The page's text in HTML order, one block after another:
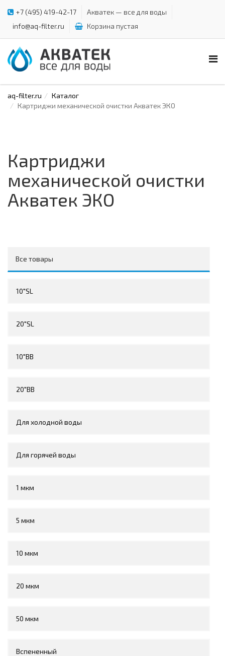
+7 (495) 419-42-17
Акватек — все для воды
info@aq-filter.ru
Корзина пустая
aq-filter.ru
Каталог
Картриджи механической очистки Акватек ЭКО
Картриджи
механической очистки
Акватек ЭКО
Все товары
10"SL
20"SL
10"BB
20"BB
Для холодной воды
Для горячей воды
1 мкм
5 мкм
10 мкм
20 мкм
50 мкм
Вспененный